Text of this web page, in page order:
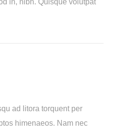
in, nibh. Quisque volutpat
ad litora torquent per
himenaeos. Nam nec